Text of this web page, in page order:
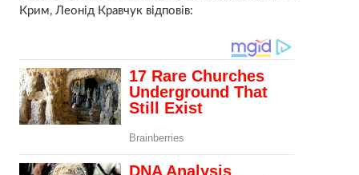
Крим, Леонід Кравчук відповів: